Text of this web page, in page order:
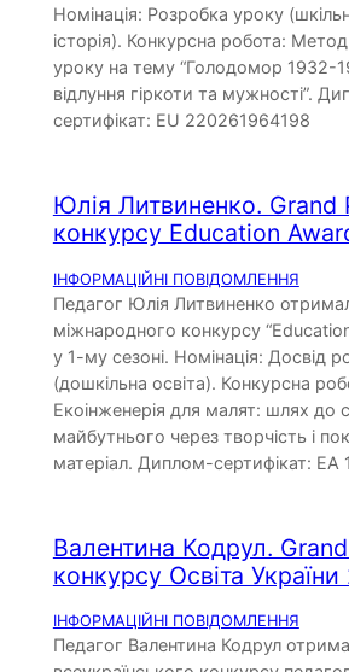
Номінація: Розробка уроку
історія). Конкурсна робота:
уроку на тему “Голодомор 1932-
відлуння гіркоти та мужності”.
сертифікат: EU 220261964198
Юлія Литвиненко. Grand
конкурсу Education
ІНФОРМАЦІЙНІ ПОВІДОМЛЕННЯ
Педагог Юлія Литвиненко
міжнародного конкурсу
у 1-му сезоні. Номінація: Досвід
(дошкільна освіта). Конкурсна
Екоінженерія для малят: шлях до
майбутнього через творчість і
матеріал. Диплом-сертифікат: EA
Валентина Кодрул.
конкурсу Освіта
ІНФОРМАЦІЙНІ ПОВІДОМЛЕННЯ
Педагог Валентина Кодрул